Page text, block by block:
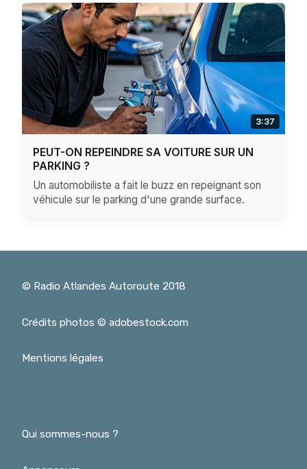
3:37
PEUT-ON REPEINDRE SA VOITURE SUR UN
PARKING ?
Un automobiliste a fait le buzz en repeignant son
véhicule sur le parking d'une grande surface.
© Radio Atlandes Autoroute 2018
Crédits photos © adobestock.com
Mentions légales
Qui sommes-nous ?